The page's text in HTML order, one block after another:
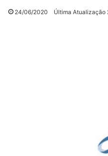
24/06/2020 Última